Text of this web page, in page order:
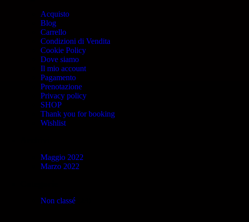
Acquisto
Blog
Carrello
Condizioni di Vendita
Cookie Policy
Dove siamo
Il mio account
Pagamento
Prenotazione
Privacy policy
SHOP
Thank you for booking
Wishlist
Maggio 2022
Marzo 2022
Non classé